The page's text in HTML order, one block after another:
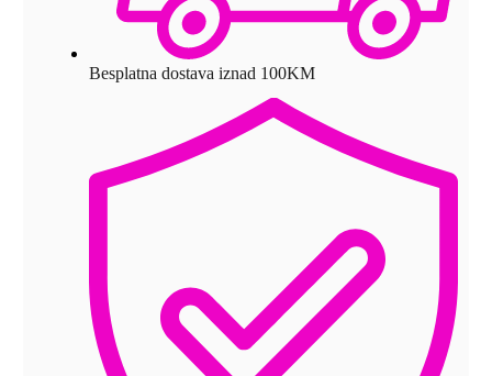
Besplatna dostava iznad 100KM